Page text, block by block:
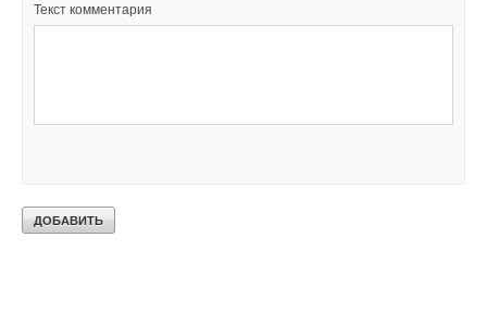
Текст комментария